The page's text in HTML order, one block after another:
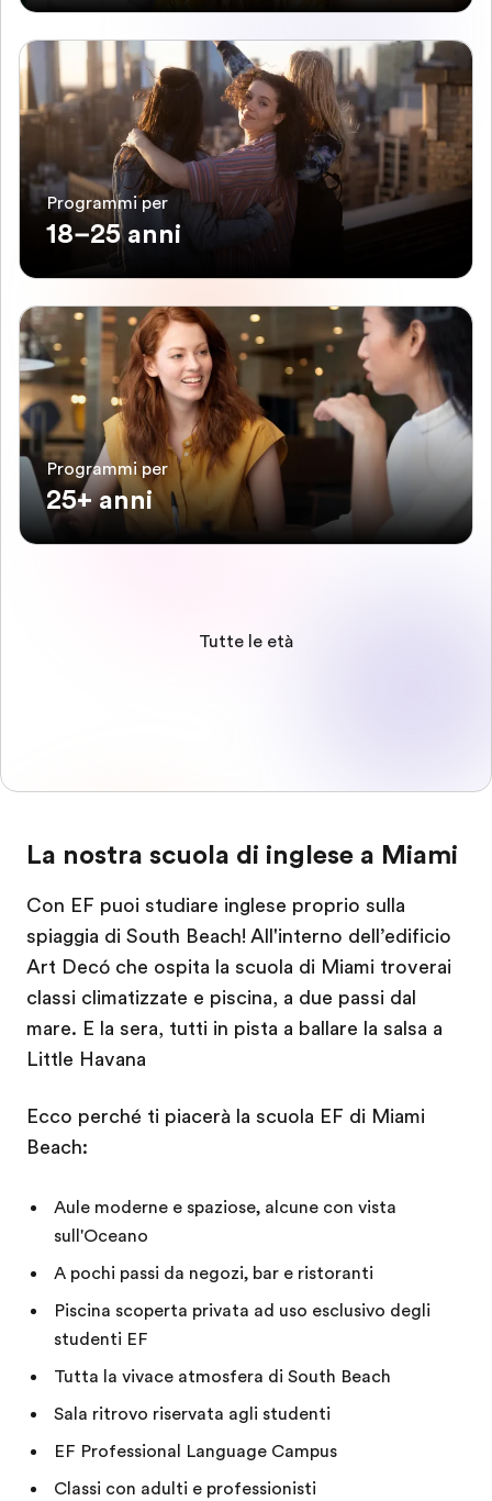
Programmi per
18–25 anni
Programmi per
25+ anni
Tutte le età
La nostra scuola di inglese a Miami
Con EF puoi studiare inglese proprio sulla
spiaggia di South Beach! All'interno dell’edificio
Art Decó che ospita la scuola di Miami troverai
classi climatizzate e piscina, a due passi dal
mare. E la sera, tutti in pista a ballare la salsa a
Little Havana
Ecco perché ti piacerà la scuola EF di Miami
Beach:
Aule moderne e spaziose, alcune con vista
sull'Oceano
A pochi passi da negozi, bar e ristoranti
Piscina scoperta privata ad uso esclusivo degli
studenti EF
Tutta la vivace atmosfera di South Beach
Sala ritrovo riservata agli studenti
EF Professional Language Campus
Classi con adulti e professionisti